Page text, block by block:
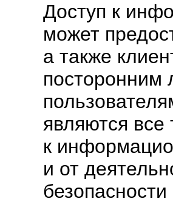
Доступ к
может
а также
посторонним
являются все
к
и от